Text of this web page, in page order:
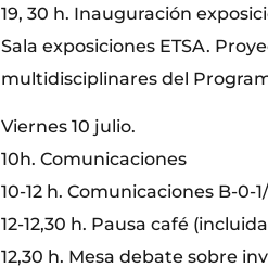
19, 30 h. Inauguración
Sala exposiciones ETSA.
multidisciplinares del
Viernes 10 julio.
10h. Comunicaciones
10-12 h. Comunicaciones B-0-
12-12,30 h. Pausa café
12,30 h. Mesa debate sobre